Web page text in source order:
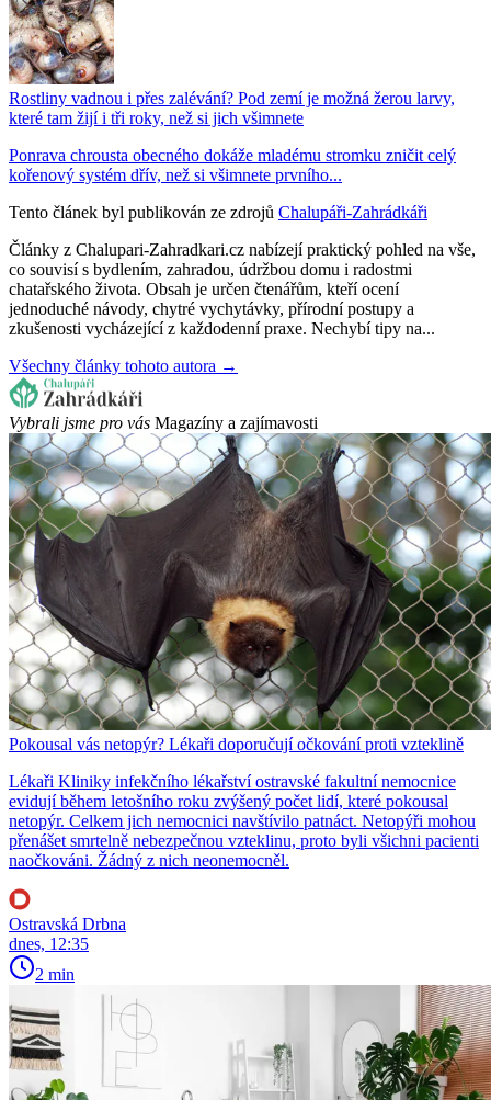
Rostliny vadnou i přes zalévání? Pod zemí je možná žerou larvy,
které tam žijí i tři roky, než si jich všimnete
Ponrava chrousta obecného dokáže mladému stromku zničit celý
kořenový systém dřív, než si všimnete prvního...
Tento článek byl publikován ze zdrojů Chalupáři-Zahrádkáři
Články z Chalupari-Zahradkari.cz nabízejí praktický pohled na vše,
co souvisí s bydlením, zahradou, údržbou domu i radostmi
chatařského života. Obsah je určen čtenářům, kteří ocení
jednoduché návody, chytré vychytávky, přírodní postupy a
zkušenosti vycházející z každodenní praxe. Nechybí tipy na...
Všechny články tohoto autora →
Vybrali jsme pro vás Magazíny a zajímavosti
Pokousal vás netopýr? Lékaři doporučují očkování proti vzteklině
Lékaři Kliniky infekčního lékařství ostravské fakultní nemocnice
evidují během letošního roku zvýšený počet lidí, které pokousal
netopýr. Celkem jich nemocnici navštívilo patnáct. Netopýři mohou
přenášet smrtelně nebezpečnou vzteklinu, proto byli všichni pacienti
naočkováni. Žádný z nich neonemocněl.
Ostravská Drbna
dnes, 12:35
2 min